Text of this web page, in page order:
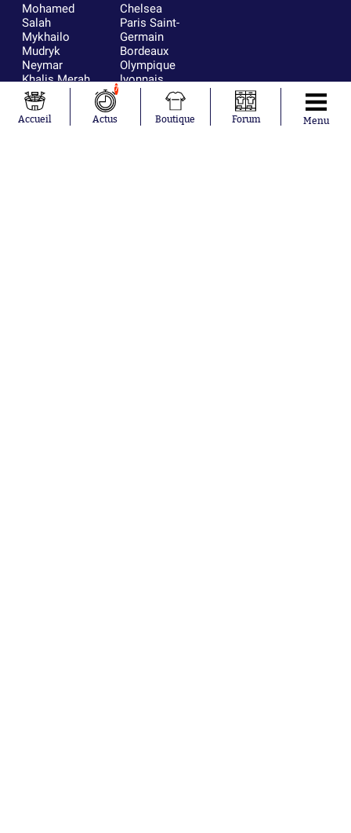
Mohamed
Salah
Mykhailo
Mudryk
Neymar
Khalis Merah
Loïs Openda
Moussa
Niakhaté
Chelsea
Paris Saint-
Germain
Bordeaux
Olympique
lyonnais
Real Madrid
RC Strasbourg
Accueil
7
Actus Boutique Forum Menu